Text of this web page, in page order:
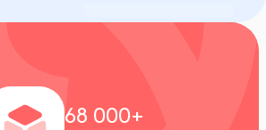
68 000+